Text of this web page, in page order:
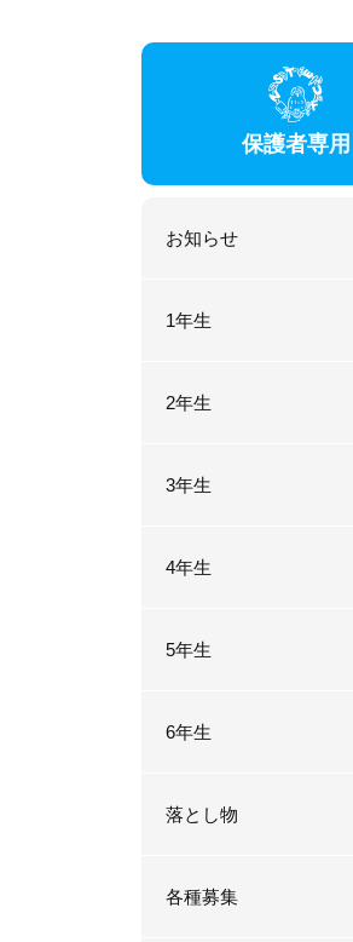
保護者専用
お知らせ
1年生
2年生
3年生
4年生
5年生
6年生
落とし物
各種募集